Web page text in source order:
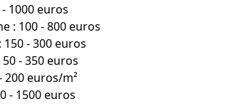
1000 euros
: 100 - 800 euros
- 300 euros
- 350 euros
200 euros/m²
- 1500 euros